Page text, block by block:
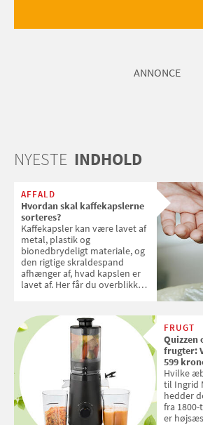
ANNONCE
NYESTE INDHOLD
AFFALD
Hvordan skal kaffekapslerne
sorteres?
Kaffekapsler kan være lavet af
metal, plastik og
bionedbrydeligt materiale, og
den rigtige skraldespand
afhænger af, hvad kapslen er
lavet af. Her får du overblikket
FRUGT
Quizzen
frugter:
599
Hvilke
til Ingrid
hedder
fra
er